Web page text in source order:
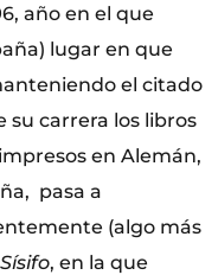
año en el que
lugar en que
el citado
su carrera los libros
en Alemán,
pasa a
(algo más
Sísifo, en la que